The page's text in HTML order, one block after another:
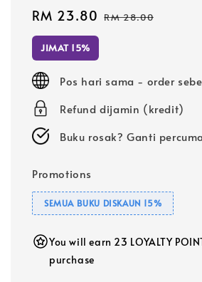
Sale
price
RM 23.80 Regular
RM 28.00
JIMAT 15%
Pos hari sama - order
Refund dijamin (kredit)
Buku rosak? Ganti percuma
Promotions
SEMUA BUKU DISKAUN 15%
You will earn 23 LOYALTY
purchase